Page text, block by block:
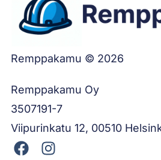
Remppakamu © 2026
Remppakamu Oy
3507191-7
Viipurinkatu 12, 00510